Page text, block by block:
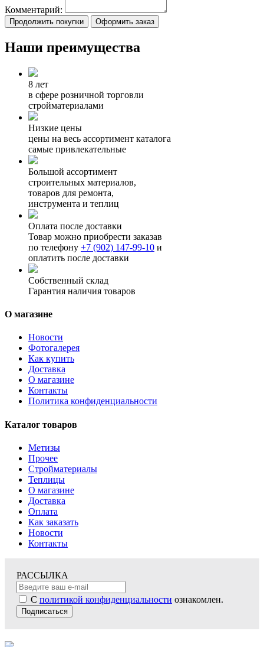
Комментарий:
Продолжить покупки Оформить заказ
Наши преимущества
8 лет
в сфере розничной торговли
стройматериалами
Низкие цены
цены на весь ассортимент каталога
самые привлекательные
Большой ассортимент
строительных материалов,
товаров для ремонта,
инструмента и теплиц
Оплата после доставки
Товар можно приобрести заказав
по телефону +7 (902) 147-99-10 и
оплатить после доставки
Собственный склад
Гарантия наличия товаров
О магазине
Новости
Фотогалерея
Как купить
Доставка
О магазине
Контакты
Политика конфиденциальности
Каталог товаров
Метизы
Прочее
Стройматериалы
Теплицы
О магазине
Доставка
Оплата
Как заказать
Новости
Контакты
РАССЫЛКА
С политикой конфиденциальности ознакомлен.
Подписаться